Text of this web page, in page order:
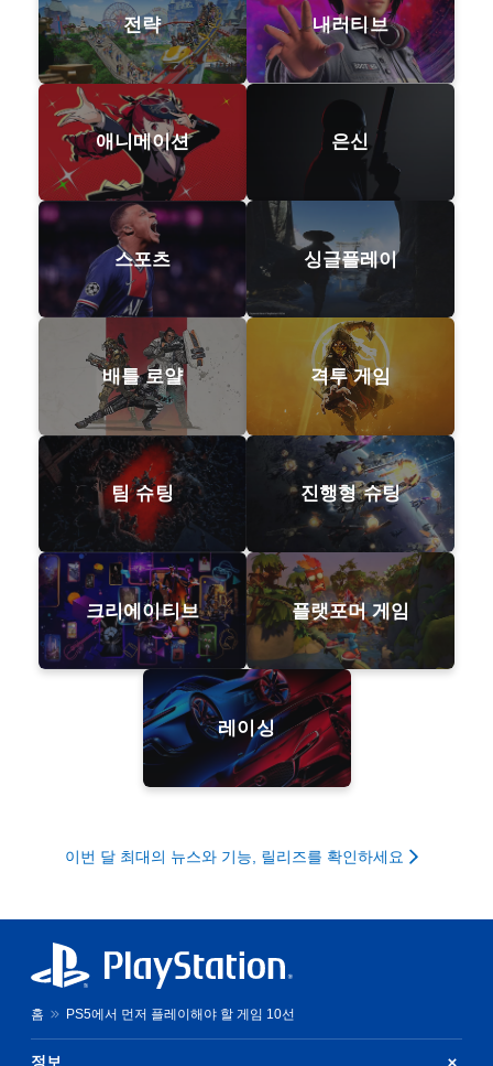
전략 내러티브
애니메이션 은신
스포츠 싱글플레이
배틀 로얄 격투 게임
팀 슈팅 진행형 슈팅
크리에이티브 플랫포머 게임
레이싱
이번 달 최대의 뉴스와 기능, 릴리즈를 확인하세요
홈 PS5에서 먼저 플레이해야 할 게임 10선
정보